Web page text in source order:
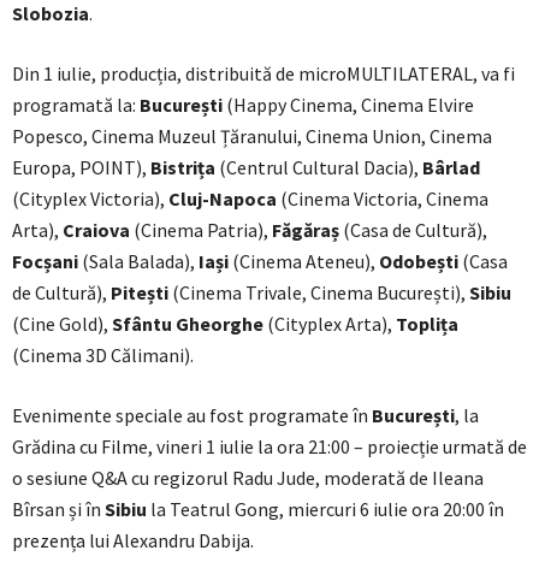
Slobozia.
Din 1 iulie, producția, distribuită de microMULTILATERAL, va fi
programată la: București (Happy Cinema, Cinema Elvire
Popesco, Cinema Muzeul Țăranului, Cinema Union, Cinema
Europa, POINT), Bistrița (Centrul Cultural Dacia), Bârlad
(Cityplex Victoria), Cluj-Napoca (Cinema Victoria, Cinema
Arta), Craiova (Cinema Patria), Făgăraș (Casa de Cultură),
Focșani (Sala Balada), Iași (Cinema Ateneu), Odobești (Casa
de Cultură), Pitești (Cinema Trivale, Cinema București), Sibiu
(Cine Gold), Sfântu Gheorghe (Cityplex Arta), Toplița
(Cinema 3D Călimani).
Evenimente speciale au fost programate în București, la
Grădina cu Filme, vineri 1 iulie la ora 21:00 – proiecție urmată de
o sesiune Q&A cu regizorul Radu Jude, moderată de Ileana
Bîrsan și în Sibiu la Teatrul Gong, miercuri 6 iulie ora 20:00 în
prezența lui Alexandru Dabija.